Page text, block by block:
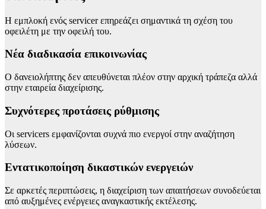
Η εμπλοκή ενός servicer επηρεάζει σημαντικά τη σχέση του
οφειλέτη με την οφειλή του.
Νέα διαδικασία επικοινωνίας
Ο δανειολήπτης δεν απευθύνεται πλέον στην αρχική τράπεζα αλλά
στην εταιρεία διαχείρισης.
Συχνότερες προτάσεις ρύθμισης
Οι servicers εμφανίζονται συχνά πιο ενεργοί στην αναζήτηση
λύσεων.
Εντατικοποίηση δικαστικών ενεργειών
Σε αρκετές περιπτώσεις, η διαχείριση των απαιτήσεων συνοδεύεται
από αυξημένες ενέργειες αναγκαστικής εκτέλεσης.